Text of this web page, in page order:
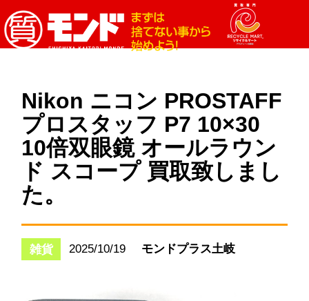
Nikon ニコン PROSTAFF
プロスタッフ P7 10×30
10倍双眼鏡 オールラウン
ド スコープ 買取致しまし
た。
雑貨 2025/10/19 モンドプラス土岐